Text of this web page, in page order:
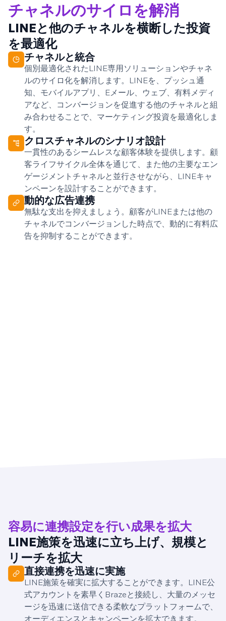
チャネルのサイロを解消
LINEと他のチャネルを横断した投資
を最適化
チャネルと統合
個別最適化されたLINE専用ソリューションやチャネ
ルのサイロ化を解消します。LINEを、プッシュ通
知、モバイルアプリ、Eメール、ウェブ、有料メディ
アなど、コンバージョンを促進する他のチャネルと組
み合わせることで、マーケティング投資を最適化しま
す。
クロスチャネルのシナリオ設計
一貫性のあるシームレスな顧客体験を提供します。顧
客ライフサイクル全体を通じて、また他の主要なエン
ゲージメントチャネルと並行させながら、LINEキャ
ンペーンを設計することができます。
動的な広告連携
無駄な支出を抑えましょう。顧客がLINEまたは他の
チャネルでコンバージョンした時点で、動的に有料広
告を抑制することができます。
容易に連携設定を行い成果を拡大
LINE施策を迅速に立ち上げ、規模と
リーチを拡大
直接連携を迅速に実施
LINE施策を確実に拡大することができます。LINE公
式アカウントを素早くBrazeと接続し、大量のメッセ
ージを迅速に送信できる柔軟なプラットフォームで、
オーディエンスとキャンペーンを拡大できます。